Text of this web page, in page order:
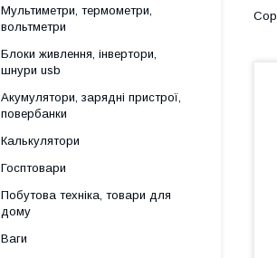
Мультиметри, термометри,
вольтметри
Блоки живлення, інвертори,
шнури usb
Акумулятори, зарядні пристрої,
повербанки
Калькулятори
Госптовари
Побутова техніка, товари для
дому
Ваги